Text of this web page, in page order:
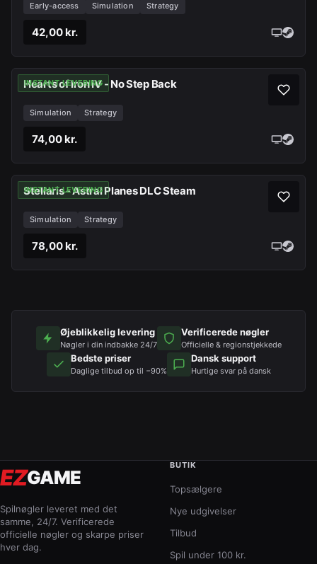
Early-access Simulation Strategy
42,00 kr.
INSTANT LEVERING
Hearts of Iron IV - No Step Back
Simulation Strategy
74,00 kr.
INSTANT LEVERING
Stellaris - Astral Planes DLC Steam
Simulation Strategy
78,00 kr.
Øjeblikkelig levering
Nøgler i din indbakke 24/7
Verificerede nøgler
Officielle & regionstjekkede
Bedste priser
Daglige tilbud op til −90%
Dansk support
Hurtige svar på dansk
EZGAME
Spilnøgler leveret med det
samme, 24/7. Verificerede
officielle nøgler og skarpe priser
hver dag.
BUTIK
Topsælgere
Nye udgivelser
Tilbud
Spil under 100 kr.